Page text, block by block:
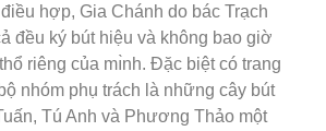
hợp, Gia Chánh do bác Trạch
đều ký bút hiệu và không bao giờ
riêng của mı̀nh. Đặc biệt có trang
nhóm phụ trách là những cây bút
Tú Anh và Phương Thảo một